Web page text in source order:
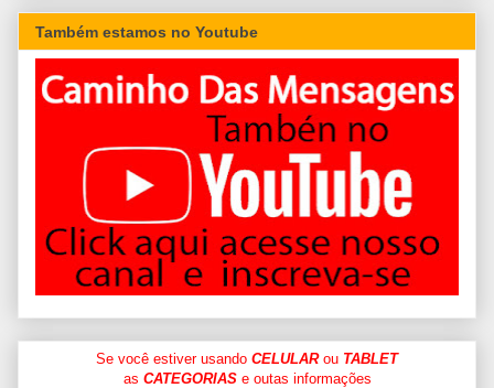
Também estamos no Youtube
Se você estiver usando CELULARou TABLET
as CATEGORIASe outas informações